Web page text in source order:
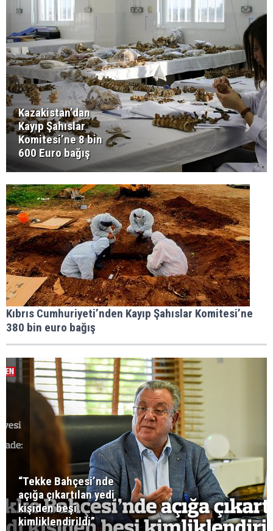
Kazakistan’dan
Kayıp Şahıslar
Komitesi’ne 8 bin
600 Euro bağış
Kıbrıs Cumhuriyeti’nden Kayıp Şahıslar Komitesi’ne
380 bin euro bağış
“Tekke Bahçesi’nde
açığa çıkartılan yedi
kişiden beşi
kimliklendirildi”